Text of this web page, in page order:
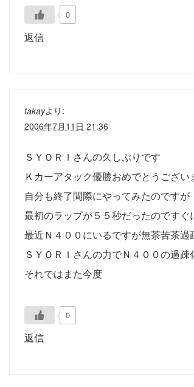
0
返信
takayより:
2006年7月11日 21:36
ＳＹＯＲＩさんの久しぶりです
Ｋカーアタック優勝おめでとうござい
自分も終了間際にやってみたのですが
最初のラップが５５秒だったのですぐ
最近Ｎ４００にいるですが無茶苦茶過
ＳＹＯＲＩさんの力でＮ４００の過
それではまた今度
0
返信